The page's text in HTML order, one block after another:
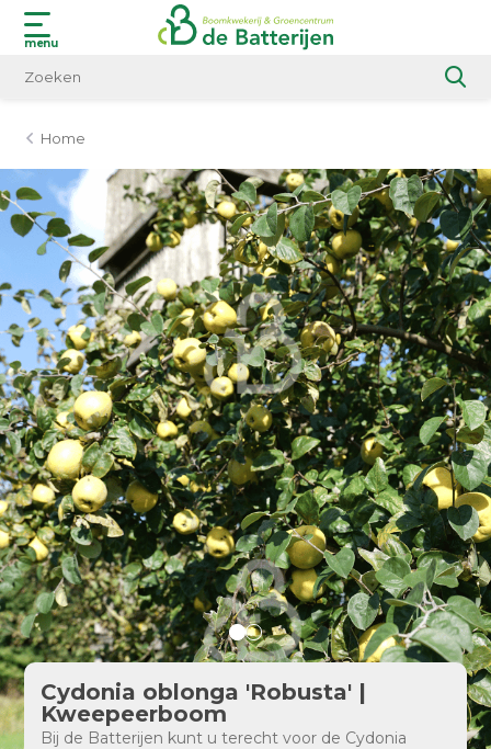
menu
Home
Cydonia oblonga 'Robusta' |
Kweepeerboom
Bij de Batterijen kunt u terecht voor de Cydonia